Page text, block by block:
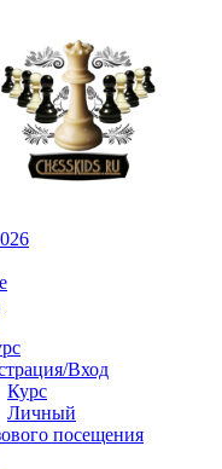
Вход
Курс
Личный
посещения